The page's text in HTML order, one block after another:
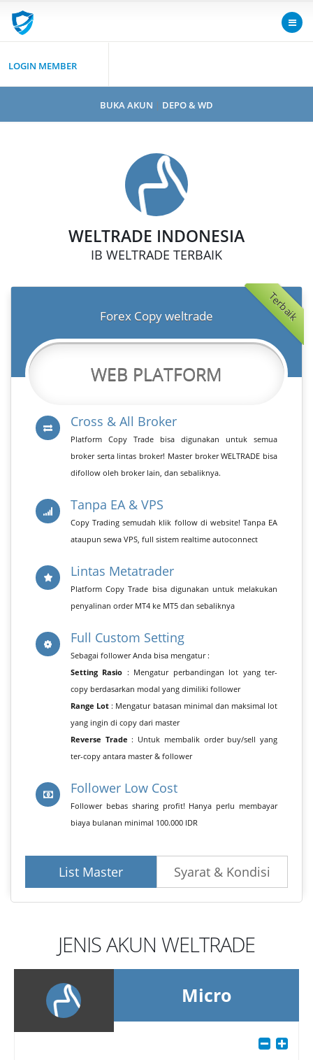
LOGIN MEMBER
BUKA AKUN | DEPO & WD
WELTRADE INDONESIA
IB WELTRADE TERBAIK
Terbaik
Forex Copy weltrade
WEB PLATFORM
Cross & All Broker
Platform Copy Trade bisa digunakan untuk semua
broker serta lintas broker! Master broker WELTRADE bisa
difollow oleh broker lain, dan sebaliknya.
Tanpa EA & VPS
Copy Trading semudah klik follow di website! Tanpa EA
ataupun sewa VPS, full sistem realtime autoconnect
Lintas Metatrader
Platform Copy Trade bisa digunakan untuk melakukan
penyalinan order MT4 ke MT5 dan sebaliknya
Full Custom Setting
Sebagai follower Anda bisa mengatur :
Setting Rasio : Mengatur perbandingan lot yang ter-
copy berdasarkan modal yang dimiliki follower
Range Lot : Mengatur batasan minimal dan maksimal lot
yang ingin di copy dari master
Reverse Trade : Untuk membalik order buy/sell yang
ter-copy antara master & follower
Follower Low Cost
Follower bebas sharing profit! Hanya perlu membayar
biaya bulanan minimal 100.000 IDR
List Master Syarat & Kondisi
JENIS AKUN WELTRADE
Micro